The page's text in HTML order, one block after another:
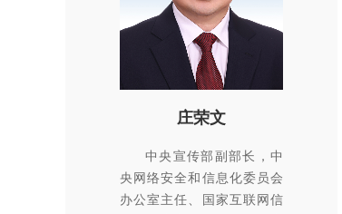
庄荣文
中央宣传部副部长，中
央网络安全和信息化委员会
办公室主任、国家互联网信